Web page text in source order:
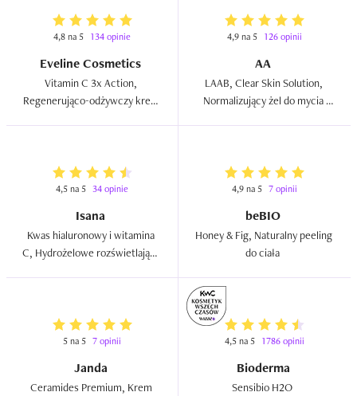
4,8 na 5 134 opinie
Eveline Cosmetics
Vitamin C 3x Action,
Regenerująco-odżywczy krem
4,9 na 5 126 opinii
AA
LAAB, Clear Skin Solution,
Normalizujący żel do mycia
4,5 na 5 34 opinie
Isana
Kwas hialuronowy i witamina
C, Hydrożelowe rozświetlające
4,9 na 5 7 opinii
beBIO
Honey & Fig, Naturalny peeling
5 na 5 7 opinii
Janda
Ceramides Premium, Krem
4,5 na 5 1786 opinii
Bioderma